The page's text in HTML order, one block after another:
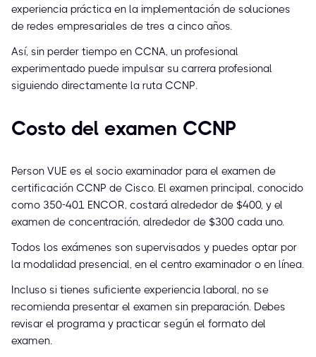
experiencia práctica en la implementación de soluciones
de redes empresariales de tres a cinco años.
Así, sin perder tiempo en CCNA, un profesional
experimentado puede impulsar su carrera profesional
siguiendo directamente la ruta CCNP.
Costo del examen CCNP
Person VUE es el socio examinador para el examen de
certificación CCNP de Cisco. El examen principal, conocido
como 350-401 ENCOR, costará alrededor de $400, y el
examen de concentración, alrededor de $300 cada uno.
Todos los exámenes son supervisados y puedes optar por
la modalidad presencial, en el centro examinador o en línea.
Incluso si tienes suficiente experiencia laboral, no se
recomienda presentar el examen sin preparación. Debes
revisar el programa y practicar según el formato del
examen.